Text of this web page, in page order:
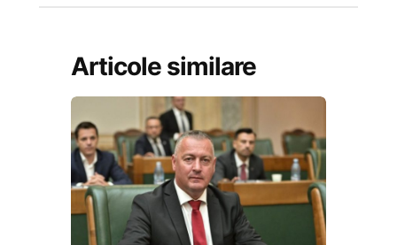
Articole similare